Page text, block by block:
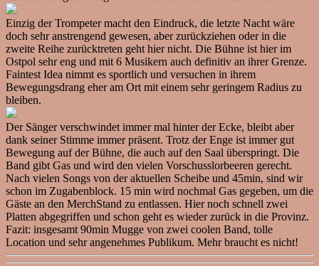
Einzig der Trompeter macht den Eindruck, die letzte Nacht wäre
doch sehr anstrengend gewesen, aber zurückziehen oder in die
zweite Reihe zurücktreten geht hier nicht. Die Bühne ist hier im
Ostpol sehr eng und mit 6 Musikern auch definitiv an ihrer Grenze.
Faintest Idea nimmt es sportlich und versuchen in ihrem
Bewegungsdrang eher am Ort mit einem sehr geringem Radius zu
bleiben.
Der Sänger verschwindet immer mal hinter der Ecke, bleibt aber
dank seiner Stimme immer präsent. Trotz der Enge ist immer gut
Bewegung auf der Bühne, die auch auf den Saal überspringt. Die
Band gibt Gas und wird den vielen Vorschusslorbeeren gerecht.
Nach vielen Songs von der aktuellen Scheibe und 45min, sind wir
schon im Zugabenblock. 15 min wird nochmal Gas gegeben, um die
Gäste an den MerchStand zu entlassen. Hier noch schnell zwei
Platten abgegriffen und schon geht es wieder zurück in die Provinz.
Fazit: insgesamt 90min Mugge von zwei coolen Band, tolle
Location und sehr angenehmes Publikum. Mehr braucht es nicht!